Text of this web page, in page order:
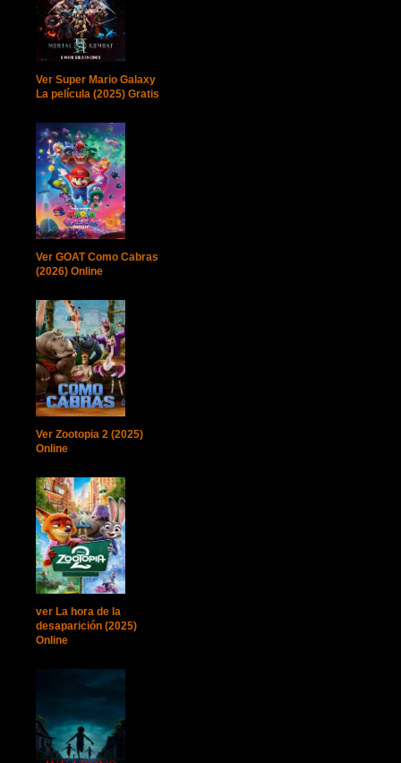
Ver Super Mario Galaxy
La película (2025) Gratis
Ver GOAT Como Cabras
(2026) Online
Ver Zootopia 2 (2025)
Online
ver La hora de la
desaparición (2025)
Online